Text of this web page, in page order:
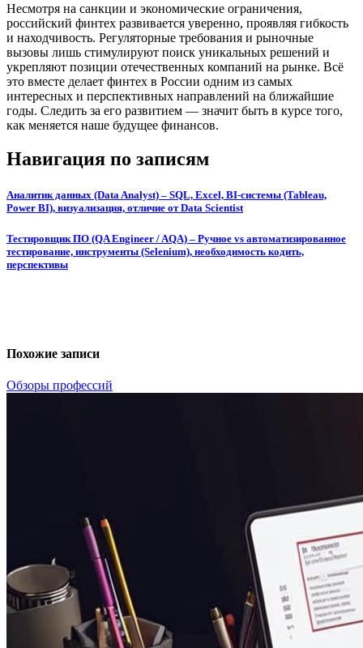
Несмотря на санкции и экономические ограничения,
российский финтех развивается уверенно, проявляя гибкость
и находчивость. Регуляторные требования и рыночные
вызовы лишь стимулируют поиск уникальных решений и
укрепляют позиции отечественных компаний на рынке. Всё
это вместе делает финтех в России одним из самых
интересных и перспективных направлений на ближайшие
годы. Следить за его развитием — значит быть в курсе того,
как меняется наше будущее финансов.
Навигация по записям
Аналитик данных (Data Analyst) – SQL, Excel, BI-системы (Tableau,
Power BI), визуализация, отличие от Data Scientist
Тестировщик ПО (QA Engineer / AQA) – Ручное vs автоматизированное
тестирование, инструменты (Selenium), необходимость кодить,
перспективы
Похожие записи
Обзоры профессий